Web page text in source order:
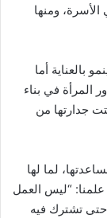
ومنها
بالعناية أما
المرأة في بناء
جدارتها من
لما لها
“ليس العمل
حتى تشترك فيه